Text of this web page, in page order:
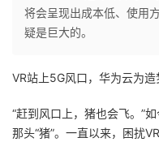
个
页
开
将会呈现出成本低、使用
疑是巨大的。
VR站上5G风口，华为云为
“赶到风口上，猪也会飞。”
那头“猪”。一直以来，困扰